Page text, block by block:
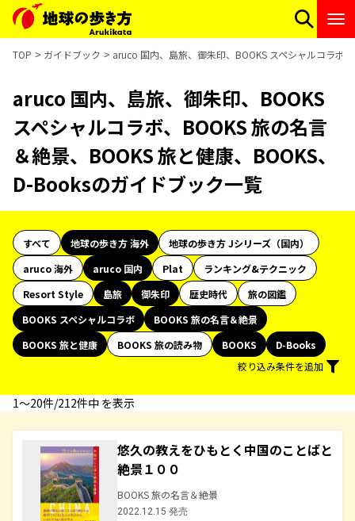
TOP ガイドブック aruco 国内、島旅、御朱印、BOOKS スペシャルコラボ
aruco 国内、島旅、御朱印、BOOKS
スペシャルコラボ、BOOKS 旅の名言
＆絶景、BOOKS 旅と健康、BOOKS、
D-Booksのガイドブック一覧
すべて 地球の歩き方 海外
地球の歩き方 Jシリーズ（国内）
aruco 海外
aruco 国内 Plat
ランキング&テクニック
Resort Style
島旅 御朱印 歴史時代
旅の図鑑
BOOKS スペシャルコラボ
BOOKS 旅の名言＆絶景
BOOKS 旅と健康
BOOKS 旅の読み物 BOOKS
D-Books
絞り込み条件を追加
1〜20件/212件中 を表示
悠久の教えをひもとく中国のことばと
絶景１００
BOOKS 旅の名言＆絶景
2022.12.15 発売